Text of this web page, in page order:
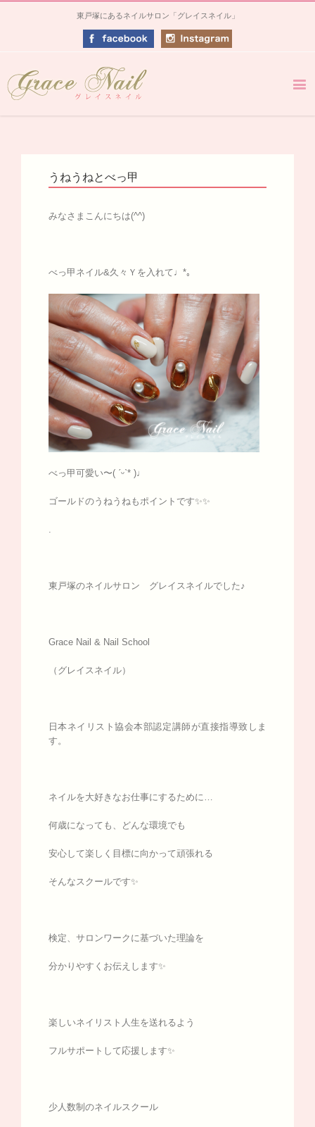
東戸塚にあるネイルサロン「グレイスネイル」
うねうねとべっ甲
みなさまこんにちは(^^)
べっ甲ネイル&久々Ｙを入れて♩*｡
べっ甲可愛い〜( ˊᵕˋ* )♩
ゴールドのうねうねもポイントです✨✨
.
東戸塚のネイルサロン グレイスネイルでした♪
Grace Nail & Nail School
（グレイスネイル）
日本ネイリスト協会本部認定講師が直接指導致しま
す。
ネイルを大好きなお仕事にするために…
何歳になっても、どんな環境でも
安心して楽しく目標に向かって頑張れる
そんなスクールです✨
検定、サロンワークに基づいた理論を
分かりやすくお伝えします✨
楽しいネイリスト人生を送れるよう
フルサポートして応援します✨
少人数制のネイルスクール